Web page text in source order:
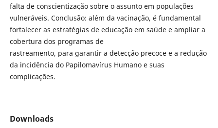
falta de conscientização sobre o assunto em populações
vulneráveis. Conclusão: além da vacinação, é fundamental
fortalecer as estratégias de educação em saúde e ampliar a
cobertura dos programas de
rastreamento, para garantir a detecção precoce e a redução
da incidência do Papilomavírus Humano e suas
complicações.
Downloads